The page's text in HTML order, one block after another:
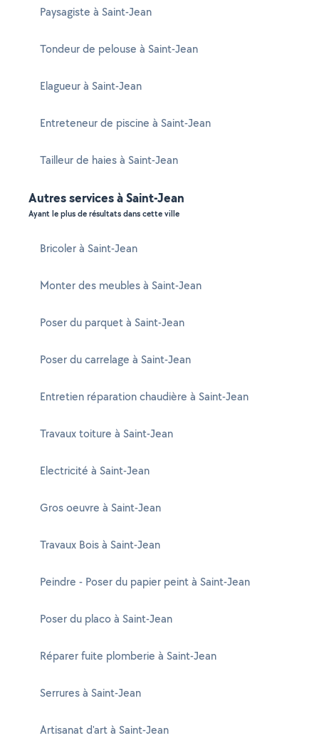
Paysagiste à Saint-Jean
Tondeur de pelouse à Saint-Jean
Elagueur à Saint-Jean
Entreteneur de piscine à Saint-Jean
Tailleur de haies à Saint-Jean
Autres services à Saint-Jean
Ayant le plus de résultats dans cette ville
Bricoler à Saint-Jean
Monter des meubles à Saint-Jean
Poser du parquet à Saint-Jean
Poser du carrelage à Saint-Jean
Entretien réparation chaudière à Saint-Jean
Travaux toiture à Saint-Jean
Electricité à Saint-Jean
Gros oeuvre à Saint-Jean
Travaux Bois à Saint-Jean
Peindre - Poser du papier peint à Saint-Jean
Poser du placo à Saint-Jean
Réparer fuite plomberie à Saint-Jean
Serrures à Saint-Jean
Artisanat d'art à Saint-Jean